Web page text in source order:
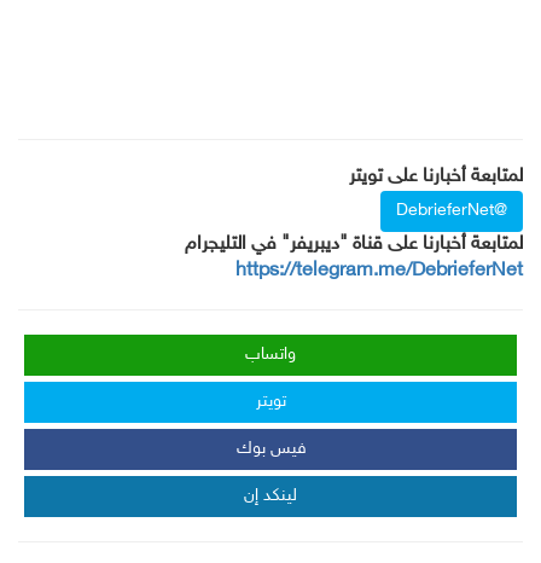
لمتابعة أخبارنا على تويتر
@DebrieferNet
لمتابعة أخبارنا على قناة "ديبريفر" في التليجرام
https://telegram.me/DebrieferNet
واتساب
تويتر
فيس بوك
لينكد إن